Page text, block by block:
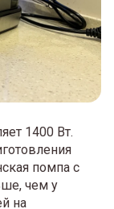
1400 Вт.
помпа с
чем у
на